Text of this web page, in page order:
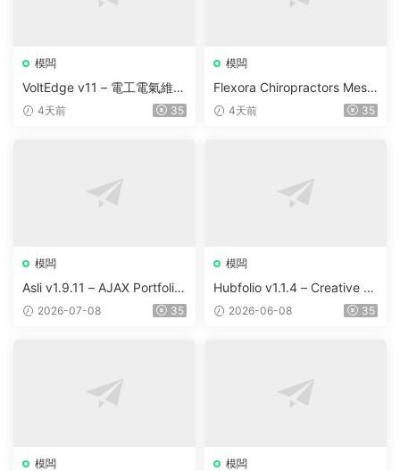
模闆
VoltEdge v11 – 電工電氣維修
WordPress 主題
4天前 35
模闆
Flexora Chiropractors Mess
age and Physical Therapist
4天前 35
模闆
Asli v1.9.11 – AJAX Portfolio
Elementor WordPress Them
2026-07-08 35
模闆
Hubfolio v1.1.4 – Creative P
ortfolio & Digital Agency Wo
2026-06-08 35
模闆 模闆